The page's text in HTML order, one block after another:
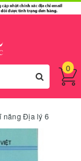
0
năng Địa lý 6